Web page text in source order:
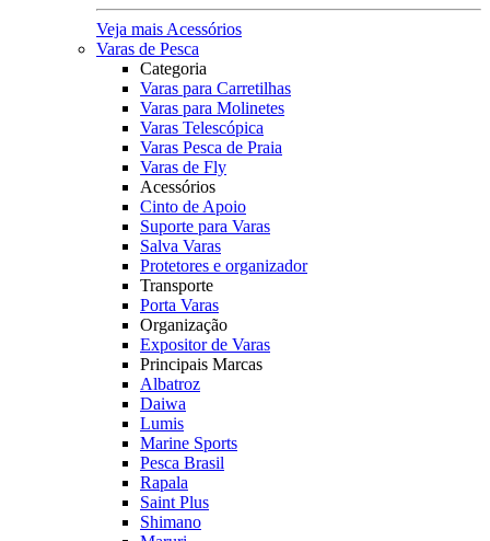
Veja mais Acessórios
Varas de Pesca
Categoria
Varas para Carretilhas
Varas para Molinetes
Varas Telescópica
Varas Pesca de Praia
Varas de Fly
Acessórios
Cinto de Apoio
Suporte para Varas
Salva Varas
Protetores e organizador
Transporte
Porta Varas
Organização
Expositor de Varas
Principais Marcas
Albatroz
Daiwa
Lumis
Marine Sports
Pesca Brasil
Rapala
Saint Plus
Shimano